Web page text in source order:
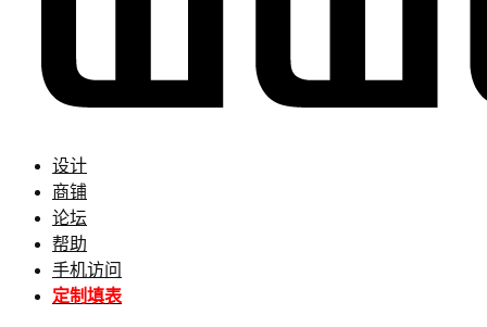
设计
商铺
论坛
帮助
手机访问
定制填表